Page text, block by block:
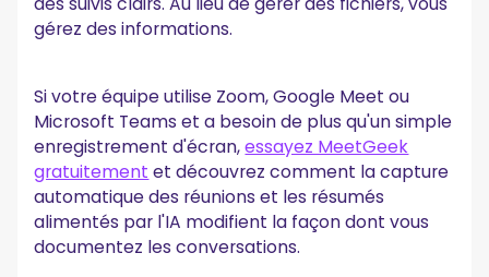
gérez des informations.
Si votre équipe utilise Zoom, Google Meet ou
Microsoft Teams et a besoin de plus qu'un simple
enregistrement d'écran,essayez MeetGeek
gratuitement et découvrez comment la capture
automatique des réunions et les résumés
alimentés par l'IA modifient la façon dont vous
documentez les conversations.